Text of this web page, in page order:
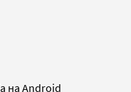
на Android